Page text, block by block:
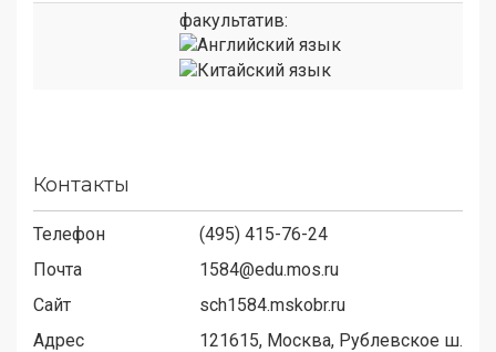
факультатив:
Контакты
Телефон
(495) 415-76-24
Почта
1584@edu.mos.ru
Сайт
sch1584.mskobr.ru
Адрес
121615, Москва, Рублевское ш.